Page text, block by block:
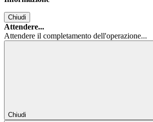
Chiudi
Attendere...
Attendere il completamento dell'operazione...
Chiudi